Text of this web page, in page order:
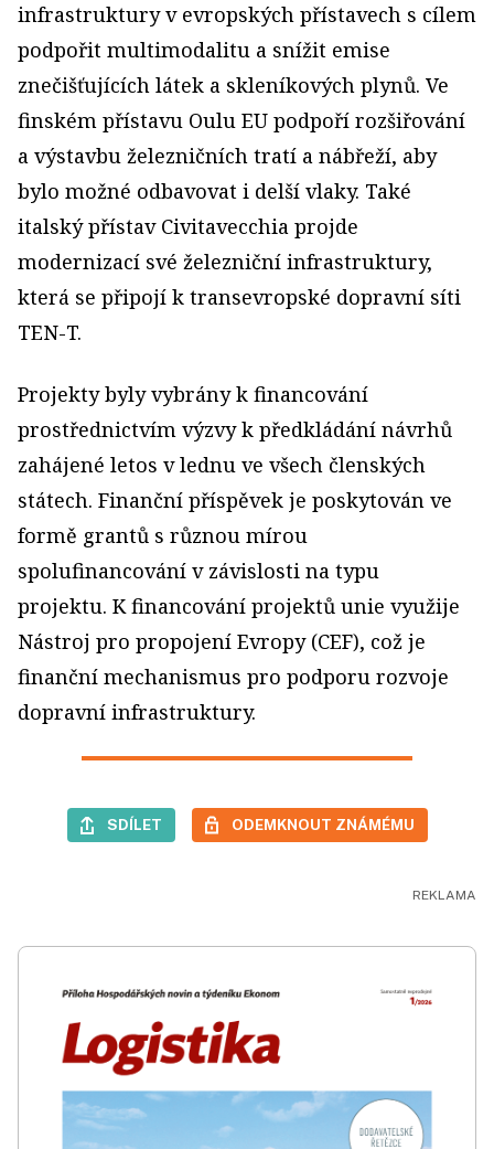
infrastruktury v evropských přístavech s cílem
podpořit multimodalitu a snížit emise
znečišťujících látek a skleníkových plynů. Ve
finském přístavu Oulu EU podpoří rozšiřování
a výstavbu železničních tratí a nábřeží, aby
bylo možné odbavovat i delší vlaky. Také
italský přístav Civitavecchia projde
modernizací své železniční infrastruktury,
která se připojí k transevropské dopravní síti
TEN-T.
Projekty byly vybrány k financování
prostřednictvím výzvy k předkládání návrhů
zahájené letos v lednu ve všech členských
státech. Finanční příspěvek je poskytován ve
formě grantů s různou mírou
spolufinancování v závislosti na typu
projektu. K financování projektů unie využije
Nástroj pro propojení Evropy (CEF), což je
finanční mechanismus pro podporu rozvoje
dopravní infrastruktury.
SDÍLET ODEMKNOUT ZNÁMÉMU